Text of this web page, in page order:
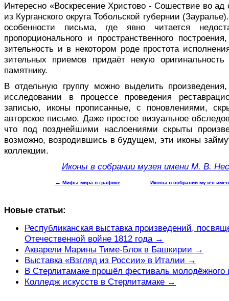
Интересно «Воскресение Христово - Сошествие во
из Курганского округа Тобольской губернии
особенности письма, где явно чи­тается
пропорционального и пространственного
зительность и в некотором роде простота
зительных приемов придаёт некую
памятнику.
В отдельную группу можно выделить
исследовании в процессе проведения
записью, иконы прописанные, с поновлениями,
авторское письмо. Даже простое визуаль­ное
что под позднейшими наслоениями скрыты
возможно, возродившись в будущем, эти иконы
коллекции.
Иконы в собрании музея имени М. В.
← Мифы мира в графике Иконы в собрании музея
Новые статьи:
Республиканская выставка произведений,
Отечественной войне 1812 года →
Акварели Марины Тиме-Блок в Башкирии →
Выставка «Взгляд из России» в Италии →
В Стерлитамаке прошёл фестиваль молодёжного
Колледж искусств в Стерлитамаке →